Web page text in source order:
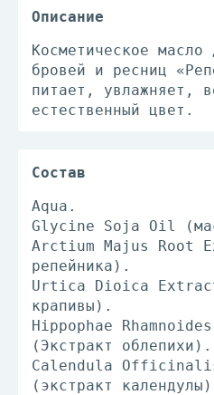
Описание
Косметическое масло
бровей и ресниц
питает, увлажняет,
естественный цвет.
Состав
Aqua.
Glycine Soja Oil
Arctium Majus Root
репейника).
Urtica Dioica
крапивы).
Hippophae
(Экстракт облепихи).
Calendula
(экстракт